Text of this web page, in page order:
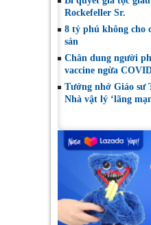
Rockefeller Sr.
8 tỷ phú không cho
sản
Chân dung người
vaccine ngừa
Tưởng nhớ Giáo sư
Nhà vật lý ‘lãng